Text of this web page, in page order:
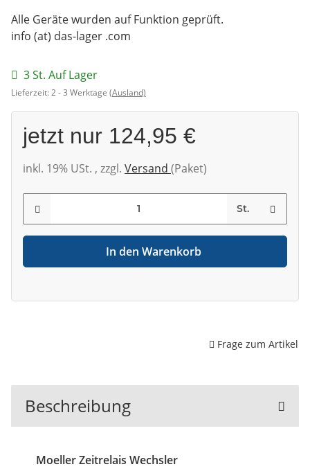
Alle Geräte wurden auf Funktion geprüft.
info (at) das-lager .com
3 St. Auf Lager
Lieferzeit:2 - 3 Werktage (Ausland)
jetzt nur 124,95 €
inkl. 19% USt. , zzgl. Versand (Paket)
St.
In den Warenkorb
Frage zum Artikel
Beschreibung
Moeller Zeitrelais Wechsler